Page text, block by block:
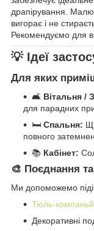
драпірування.
вигорає і не
Рекомендуємо для
💡 Ідеї
Для яких
🛋️ Вітальня /
для парадних
🛏️ Спальня:
повного
📚 Кабінет:
🎨 Поєднання
Ми допоможемо
Тюль-
Декоративні